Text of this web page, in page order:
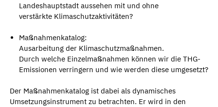
Landeshauptstadt aussehen mit und ohne
verstärkte Klimaschutzaktivitäten?
Maßnahmenkatalog:
Ausarbeitung der Klimaschutzmaßnahmen.
Durch welche Einzelmaßnahmen können wir die THG-
Emissionen verringern und wie werden diese umgesetzt?
Der Maßnahmenkatalog ist dabei als dynamisches
Umsetzungsinstrument zu betrachten. Er wird in den